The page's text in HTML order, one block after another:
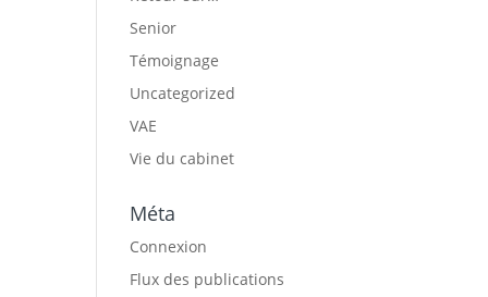
Senior
Témoignage
Uncategorized
VAE
Vie du cabinet
Méta
Connexion
Flux des publications